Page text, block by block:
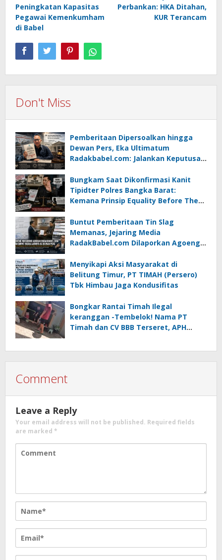
Peningkatan Kapasitas
Pegawai Kemenkumham
di Babel
Perbankan: HKA Ditahan,
KUR Terancam
Don't Miss
Pemberitaan Dipersoalkan hingga
Dewan Pers, Eka Ultimatum
Radakbabel.com: Jalankan Keputusan
Bungkam Saat Dikonfirmasi Kanit
Tipidter Polres Bangka Barat:
Kemana Prinsip Equality Before The
Buntut Pemberitaan Tin Slag
Memanas, Jejaring Media
RadakBabel.com Dilaporkan Agoeng
Menyikapi Aksi Masyarakat di
Belitung Timur, PT TIMAH (Persero)
Tbk Himbau Jaga Kondusifitas
Bongkar Rantai Timah Ilegal
keranggan -Tembelok! Nama PT
Timah dan CV BBB Terseret, APH
Comment
Leave a Reply
Your email address will not be published. Required fields
are marked *